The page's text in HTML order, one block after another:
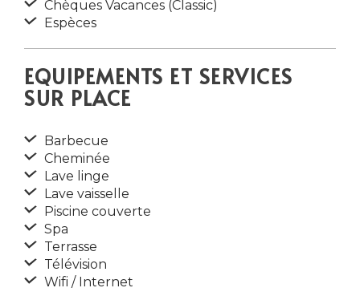
Chèques Vacances (Classic)
Espèces
EQUIPEMENTS ET SERVICES
SUR PLACE
Barbecue
Cheminée
Lave linge
Lave vaisselle
Piscine couverte
Spa
Terrasse
Télévision
Wifi / Internet